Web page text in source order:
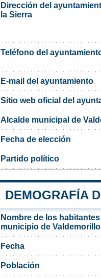
Dirección del
la Sierra
Teléfono del
E-mail del ayuntamiento
Sitio web oficial del
Alcalde municipal de
Fecha de elección
Partido político
DEMOGRAFÍA
Nombre de los
municipio de
Fecha
Población